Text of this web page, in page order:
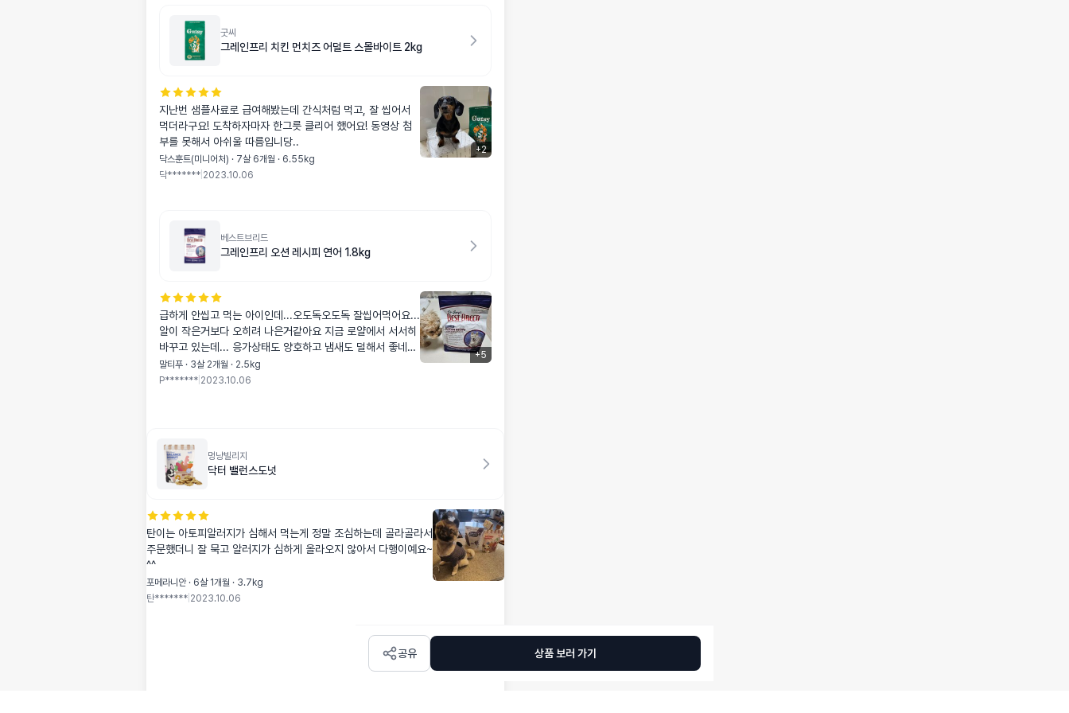
굿씨
그레인프리 치킨 먼치즈 어덜트 스몰바이트 2kg
지난번 샘플사료로 급여해봤는데 간식처럼 먹고, 잘 씹어서
먹더라구요! 도착하자마자 한그릇 클리어 했어요! 동영상 첨
부를 못해서 아쉬울 따름입니당..
닥스훈트(미니어처) · 7살 6개월 · 6.55kg
닥******* 2023.10.06
+2
베스트브리드
그레인프리 오션 레시피 연어 1.8kg
급하게 안씹고 먹는 아이인데...오도독오도독 잘씹어먹어요...
알이 작은거보다 오히려 나은거같아요 지금 로얄에서 서서히
바꾸고 있는데... 응가상태도 양호하고 냄새도 덜해서 좋네요
~~~ 먹기도 잘 먹어요 울 아루가 건강하길 바라는 맘으로 먹
이는 사료에요
말티푸 · 3살 2개월 · 2.5kg
P******* 2023.10.06
+5
멍냥빌리지
닥터 밸런스도넛
탄이는 아토피알러지가 심해서 먹는게 정말 조심하는데 골라골라서
주문했더니 잘 묵고 알러지가 심하게 올라오지 않아서 다행이예요~
^^
포메라니안 · 6살 1개월 · 3.7kg
탄******* 2023.10.06
공유 상품 보러 가기